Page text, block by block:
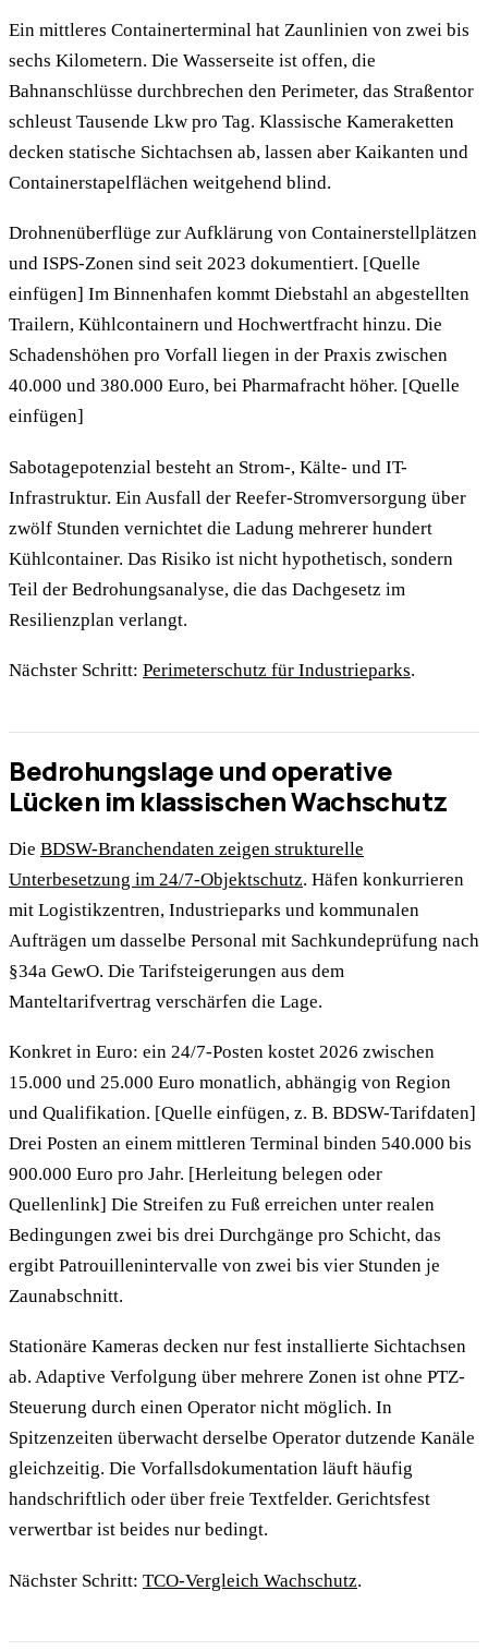
Ein mittleres Containerterminal hat Zaunlinien von zwei bis
sechs Kilometern. Die Wasserseite ist offen, die
Bahnanschlüsse durchbrechen den Perimeter, das Straßentor
schleust Tausende Lkw pro Tag. Klassische Kameraketten
decken statische Sichtachsen ab, lassen aber Kaikanten und
Containerstapelflächen weitgehend blind.
Drohnenüberflüge zur Aufklärung von Containerstellplätzen
und ISPS-Zonen sind seit 2023 dokumentiert. [Quelle
einfügen] Im Binnenhafen kommt Diebstahl an abgestellten
Trailern, Kühlcontainern und Hochwertfracht hinzu. Die
Schadenshöhen pro Vorfall liegen in der Praxis zwischen
40.000 und 380.000 Euro, bei Pharmafracht höher. [Quelle
einfügen]
Sabotagepotenzial besteht an Strom-, Kälte- und IT-
Infrastruktur. Ein Ausfall der Reefer-Stromversorgung über
zwölf Stunden vernichtet die Ladung mehrerer hundert
Kühlcontainer. Das Risiko ist nicht hypothetisch, sondern
Teil der Bedrohungsanalyse, die das Dachgesetz im
Resilienzplan verlangt.
Nächster Schritt: Perimeterschutz für Industrieparks.
Bedrohungslage und operative
Lücken im klassischen Wachschutz
Die BDSW-Branchendaten zeigen strukturelle
Unterbesetzung im 24/7-Objektschutz. Häfen konkurrieren
mit Logistikzentren, Industrieparks und kommunalen
Aufträgen um dasselbe Personal mit Sachkundeprüfung nach
§34a GewO. Die Tarifsteigerungen aus dem
Manteltarifvertrag verschärfen die Lage.
Konkret in Euro: ein 24/7-Posten kostet 2026 zwischen
15.000 und 25.000 Euro monatlich, abhängig von Region
und Qualifikation. [Quelle einfügen, z. B. BDSW-Tarifdaten]
Drei Posten an einem mittleren Terminal binden 540.000 bis
900.000 Euro pro Jahr. [Herleitung belegen oder
Quellenlink] Die Streifen zu Fuß erreichen unter realen
Bedingungen zwei bis drei Durchgänge pro Schicht, das
ergibt Patrouillenintervalle von zwei bis vier Stunden je
Zaunabschnitt.
Stationäre Kameras decken nur fest installierte Sichtachsen
ab. Adaptive Verfolgung über mehrere Zonen ist ohne PTZ-
Steuerung durch einen Operator nicht möglich. In
Spitzenzeiten überwacht derselbe Operator dutzende Kanäle
gleichzeitig. Die Vorfallsdokumentation läuft häufig
handschriftlich oder über freie Textfelder. Gerichtsfest
verwertbar ist beides nur bedingt.
Nächster Schritt: TCO-Vergleich Wachschutz.